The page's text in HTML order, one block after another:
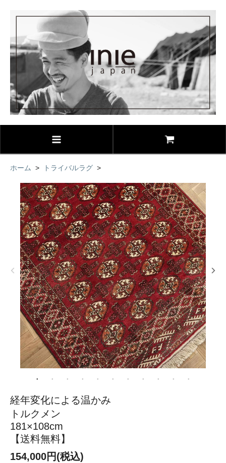
ホーム > トライバルラグ >
経年変化による温かみ
トルクメン
181×108cm
【送料無料】
154,000円(税込)